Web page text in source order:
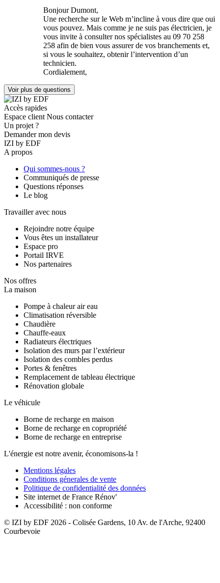
Bonjour Dumont,
Une recherche sur le Web m’incline à vous dire que oui
vous pouvez. Mais comme je ne suis pas électricien, je
vous invite à consulter nos spécialistes au 09 70 258
258 afin de bien vous assurer de vos branchements et,
si vous le souhaitez, obtenir l’intervention d’un
technicien.
Cordialement,
Voir plus de questions
Accès rapides
Espace client Nous contacter
Un projet ?
Demander mon devis
IZI by EDF
A propos
Qui sommes-nous ?
Communiqués de presse
Questions réponses
Le blog
Travailler avec nous
Rejoindre notre équipe
Vous êtes un installateur
Espace pro
Portail IRVE
Nos partenaires
Nos offres
La maison
Pompe à chaleur air eau
Climatisation réversible
Chaudière
Chauffe-eaux
Radiateurs électriques
Isolation des murs par l’extérieur
Isolation des combles perdus
Portes & fenêtres
Remplacement de tableau électrique
Rénovation globale
Le véhicule
Borne de recharge en maison
Borne de recharge en copropriété
Borne de recharge en entreprise
L'énergie est notre avenir, économisons-la !
Mentions légales
Conditions génerales de vente
Politique de confidentialité des données
Site internet de France Rénov'
Accessibilité : non conforme
© IZI by EDF 2026 - Colisée Gardens, 10 Av. de l'Arche, 92400
Courbevoie